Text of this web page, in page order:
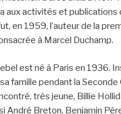
aux activités et publications
en 1959, l’auteur de la
à Marcel Duchamp.
est né à Paris en 1936.
famille pendant la Seconde
très jeune, Billie
André Breton, Benjamin